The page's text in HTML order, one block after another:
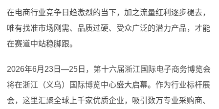
在电商行业竞争日趋激烈的当下，加之流量红利逐步褪去，
唯有找准市场刚需、品质过硬、受众广泛的潜力产品，才能
在赛道中站稳脚跟。
2026年6月23日—25日，第十六届浙江国际电子商务博览会
将在浙江（义乌）国际博览中心盛大启幕。作为行业标杆展
会，这里汇聚全球上千家优质企业，吸引数万专业采购商、